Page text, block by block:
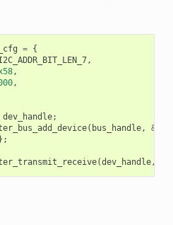
= {
,
,
,
dev_handle;
( bus_handle, &
(dev_handle,